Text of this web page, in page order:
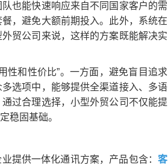
也能快速响应来自不同国家客户的需
，避免大额前期投入。此外，系统在
贸公司来说，这样的方案既能解决实
性和性价比”。一方面，避免盲目追求
选项中，能够提供全渠道接入、多语
过合理选择，小型外贸公司不仅能提
稳固基础。
供一体化通讯方案，产品包含： 客